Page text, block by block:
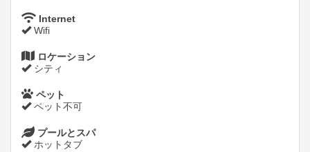
Internet
Wifi
ロケーション
シティ
ペット
ペット不可
プールとスパ
ホットタブ